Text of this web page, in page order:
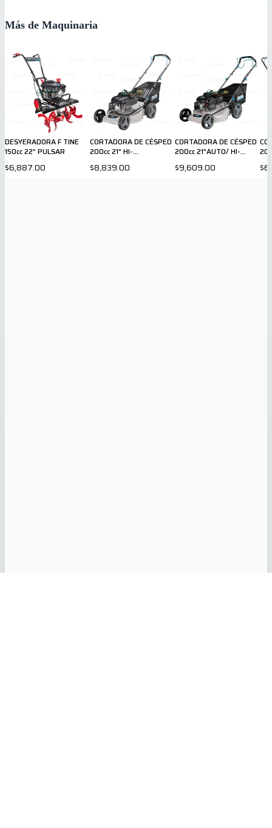
Más de Maquinaria
DESYERADORA F TINE
150cc 22” PULSAR
$6,887.00
CORTADORA DE CÉSPED
200cc 21” HI-
$8,839.00
CORTADORA DE CÉSPED
200cc 21”AUTO/ HI-
$9,609.00